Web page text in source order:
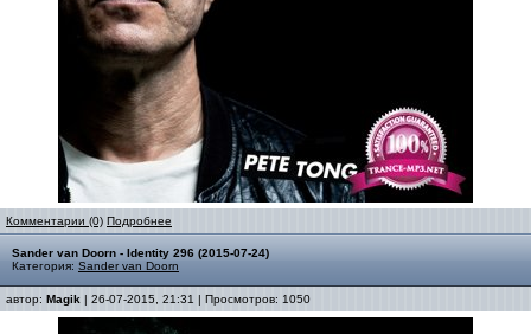
Комментарии (0) Подробнее
Sander van Doorn - Identity 296 (2015-07-24)
Категория: Sander van Doorn
автор: Magik | 26-07-2015, 21:31 | Просмотров: 1050